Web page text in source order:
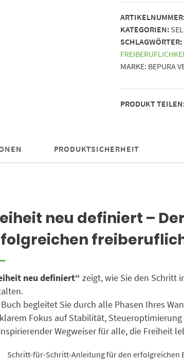
||
Der
visionäre
Weg
zur
erfolgreichen
Tätigkeit
ohne
KATEGORIEN:
SCHLAGWÖRTER:
MARKE: BEPURA
PRODUKT
PRODUKTSICHERHEIT
neu definiert –
neu definiert“ zeigt, wie Sie den Schritt
Buch begleitet Sie durch alle Phasen Ihres
Fokus auf Stabilität,
Wegweiser für alle, die Freiheit
Schritt-für-Schritt-Anleitung für den erfolgreichen